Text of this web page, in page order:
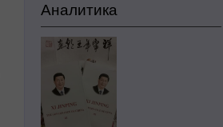
Аналитика